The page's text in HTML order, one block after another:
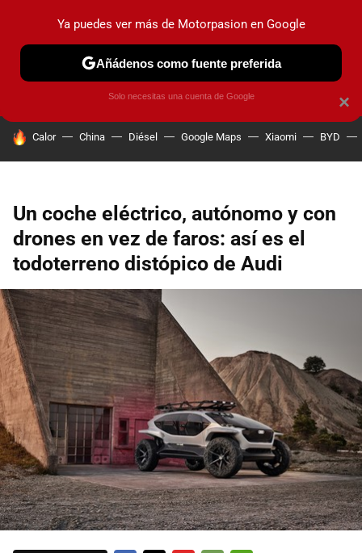
PRUEBAS COCHES ELÉCTRICOS OBSERVATORIO
HOY SE HABLA DE
Calor China Diésel Google Maps Xiaomi BYD
Un coche eléctrico, autónomo y con
drones en vez de faros: así es el
todoterreno distópico de Audi
×
Ya puedes ver más de Motorpasion en Google
Añádenos como fuente preferida
Solo necesitas una cuenta de Google